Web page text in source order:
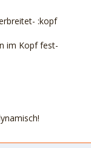
:kopf
im Kopf fest-